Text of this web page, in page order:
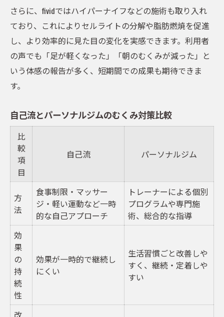
さらに、fividではハイパーナイフなどの施術も取り入れ
ており、これによりセルライトの分解や脂肪燃焼を促進
し、より効率的に見た目の変化を実感できます。利用者
の声でも「足が軽くなった」「朝のむくみが減った」と
いう体感の報告が多く、短期間での成果も期待できま
す。
自己流とパーソナルジムのむくみ対策比較
比
較
項
目
自己流 パーソナルジム
方
法
食事制限・マッサー
ジ・軽い運動など一時
的な自己アプローチ
トレーナーによる個別
プログラムや専門施
術、総合的な指導
効
果
の
持
続
性
効果が一時的で継続し
にくい
生活習慣ごと改善しや
すく、継続・定着しや
すい
改